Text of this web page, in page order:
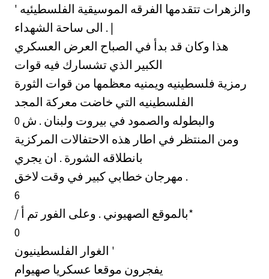
' والزهرات تتقدمها الفرقه الموسيقية الفلسطيئيه
الى ساحة الشهداء . |
هذا وكان قد بدأ في الصباح العرض العسكري
الكبير الذي تشسارك فيه قوات
رمزية فلسطينيه ويمنيه معظمها من قوات الثورة
الفلسطينيه التي خاضت معركة المجد
والبطوله والصمود في بيروت ولبنان . ش 0
ومن المنتظر في اطار هذه الاحتفالات المركزية
بانطلاقه الشورة . ان يجري
مهرجان خطابي كبير في وقت لاخق .
6
/ بالموقع الصهيوني . وعلى الفور تم أ*
0
الغوار الفلسطينيون '
يفجرون موقعا عسكريا صهيوام